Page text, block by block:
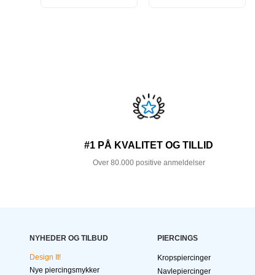
#1 PÅ KVALITET OG TILLID
Over 80.000 positive anmeldelser
NYHEDER OG TILBUD
Design It!
Nye piercingsmykker
PIERCINGS
Kropspiercinger
Navlepiercinger